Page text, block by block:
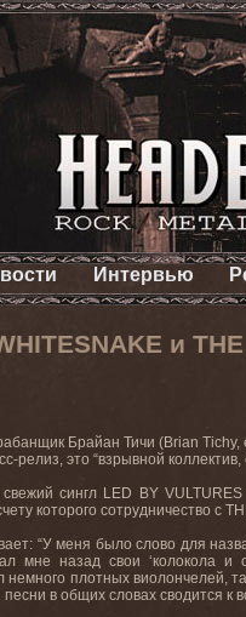
Интервью
и
Брайан Тичи (Brian
релиз, это “взрывной
сингл LED BY
которого сотрудничество с
“У меня было слово для
мне назад свои ‘колокола и
немного плотных виолончелей,
в общих словах сводится к